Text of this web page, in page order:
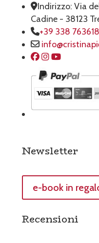
Indirizzo: Via
Cadine - 38123
+39 338
Newsletter
e-book in
Recensioni